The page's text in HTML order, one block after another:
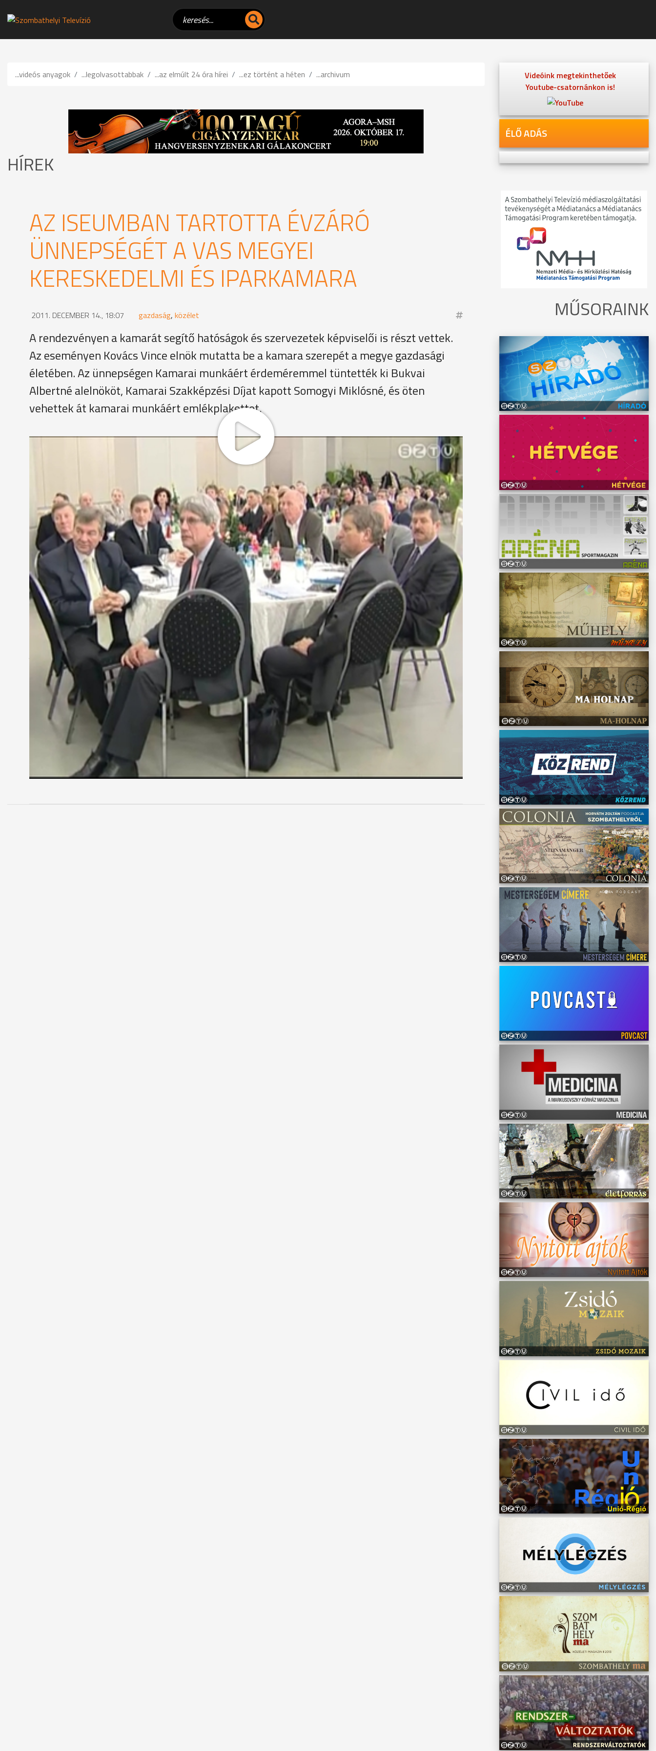
...videós anyagok ...legolvasottabbak ...az elmúlt 24 óra hírei ...ez történt a héten ...archivum
HÍREK
AZ ISEUMBAN TARTOTTA ÉVZÁRÓ
ÜNNEPSÉGÉT A VAS MEGYEI
KERESKEDELMI ÉS IPARKAMARA
2011. DECEMBER 14., 18:07 gazdaság, közélet
A rendezvényen a kamarát segítő hatóságok és szervezetek képviselői is részt vettek.
Az eseményen Kovács Vince elnök mutatta be a kamara szerepét a megye gazdasági
életében. Az ünnepségen Kamarai munkáért érdeméremmel tüntették ki Bukvai
Albertné alelnököt, Kamarai Szakképzési Díjat kapott Somogyi Miklósné, és öten
vehettek át kamarai munkáért emlékplakettet.
Az évzárón nemcsak a kamarai tagok, hanem hatóságok, civil szervezetek, politikai szervezetek illetve a
polgármesteri hivatal képviselői és orszgágyűlési képviselők vettek részt. Kovács Vince, a Vas Megyei Kereskedelmi
és Iparkamara elnöke beszédében megköszönte az egész éves együttműködést.
Kovács Vince, elnök, Vas Megyei Kereskedelmi és Iparkamara
„A küldöttgyűlésünk három órakör kezdődött ezelőtt a gyűlés előtt, akkor értékeltük az évet, a kamara belső
köreivel. Itt elsősorban egy ünnepi találkozó, ünnepélyes találkozó azokkal a szervezetek vezetőivel, akikkel eddig
is együttműködtünk. Szeretnénk nekik megköszönni azt a munkát, amivel év közben segítették a mi munkánkat."
Az évzárón Király Miklós, a NAV Vas Megyei igazgatója mutatta be a TOP 100 elnevezésű kiadványt, amely a régió
legnagyobb vállalkozásainak adatait tartalmazza. Majd Kovács Vince arról beszélt, hogy milyen szerepe van a
kamarának a megye gazdasági életében.
„A feladat elsősorban a gazdaság ügyeinenk képviselete, a gazdasági érdekérvényesítés, és mindenféleképpen
egyfajta olyan politikai beszélőviszony kialakítása a helyi politikai szerplőkkel, a helyi hatóságokkal, civil
szervezetekkel, amelyből adódóan egy olyan együttműködés jöhet létre, hogy a gazdaságnak a lehetőségei ezáltal
jobbak."
Az eseményen az Isis Quertett műsorát is meghallgathatták az egybegyűltek, mielőtt a mesterleveleket és a
kamarai kitüntetéseket átadták volna.
MEGOSZTÁS
Videóink megtekinthetőek
Youtube-csatornánkon is!
ÉLŐ ADÁS
MŰSORAINK